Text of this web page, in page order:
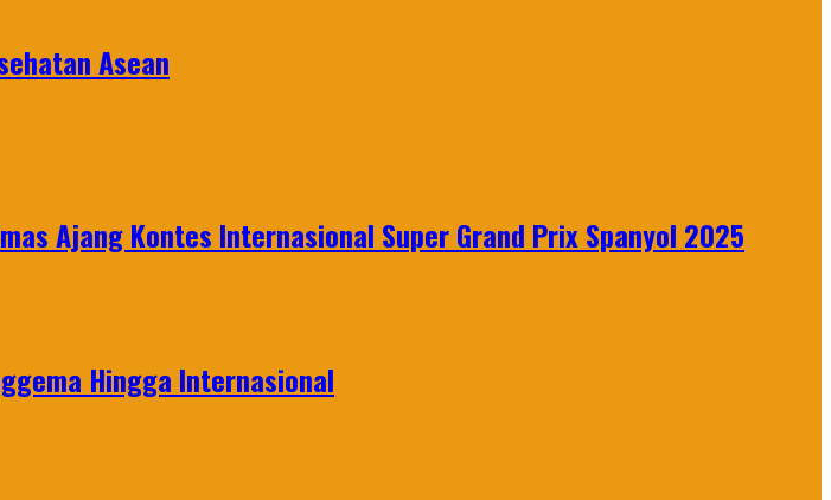
Asean
Ajang Kontes Internasional Super Grand Prix Spanyol 2025
Hingga Internasional